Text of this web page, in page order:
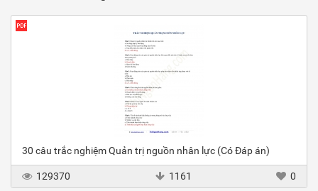
30 câu trắc nghiệm Quản trị nguồn nhân lực (Có Đáp án)
129370 1161 0